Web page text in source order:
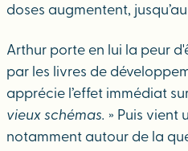
doses augmentent,
Arthur porte en lui la peur
par les livres de
apprécie l’effet immédiat
vieux schémas. » Puis vient
notamment autour de la